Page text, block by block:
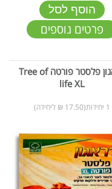
הוסף לסל
פרטים נוספים
דראגון פלסטר פורטה Tree of
life XL
1 יחידות(17.50 ₪ ליחידה)